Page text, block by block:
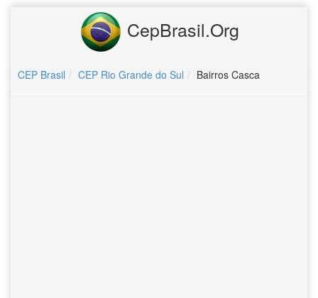
CepBrasil.Org
CEP Brasil CEP Rio Grande do Sul Bairros Casca